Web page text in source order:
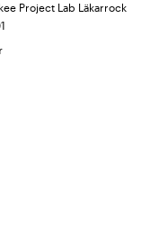
Project Lab Läkarrock